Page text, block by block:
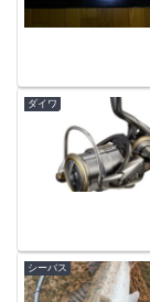
ダイワ
シーバス